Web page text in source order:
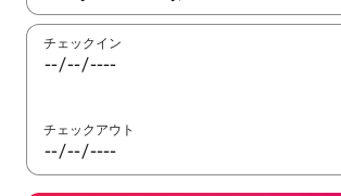
チェックイン
チェックアウト